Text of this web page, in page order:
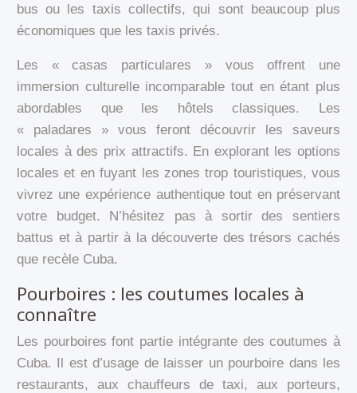
bus ou les taxis collectifs, qui sont beaucoup plus
économiques que les taxis privés.
Les « casas particulares » vous offrent une
immersion culturelle incomparable tout en étant plus
abordables que les hôtels classiques. Les
« paladares » vous feront découvrir les saveurs
locales à des prix attractifs. En explorant les options
locales et en fuyant les zones trop touristiques, vous
vivrez une expérience authentique tout en préservant
votre budget. N’hésitez pas à sortir des sentiers
battus et à partir à la découverte des trésors cachés
que recèle Cuba.
Pourboires : les coutumes locales à
connaître
Les pourboires font partie intégrante des coutumes à
Cuba. Il est d’usage de laisser un pourboire dans les
restaurants, aux chauffeurs de taxi, aux porteurs,